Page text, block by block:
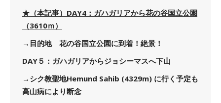
★（本記事）DAY4：ガハガリアから花の谷国立公園
（3610ｍ）
→目的地 花の谷国立公園に到着！絶景！
DAY５：ガハガリアからジョシーマスへ下山
→シク教聖地Hemund Sahib (4329m) に行く予定も
高山病により断念